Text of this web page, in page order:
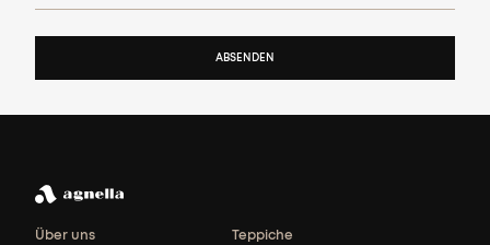
ABSENDEN
Über uns Teppiche